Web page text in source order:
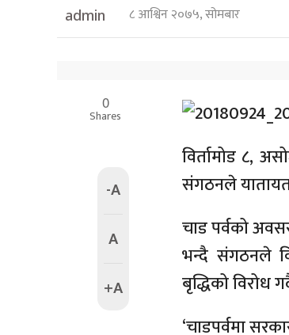
admin ८ आश्विन २०७५, सोमबार
0
Shares
-A
A
+A
विर्तामोड ८,
संगठनले यातायत
चाड पर्वको
भन्दै संगठनले
बृद्धिको विरोध
‘चाडपर्वमा